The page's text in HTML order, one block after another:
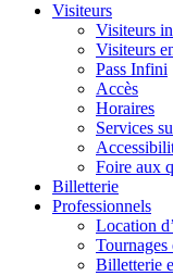
Visiteurs
Visiteurs
Visiteurs
Pass Infini
Accès
Horaires
Services
Foire aux
Billetterie
Professionnels
Location
Tournages
Billetterie